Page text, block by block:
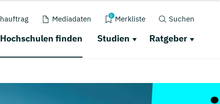
Mediadaten 0 Merkliste Suchen
Hochschulen finden Studien Ratgeber